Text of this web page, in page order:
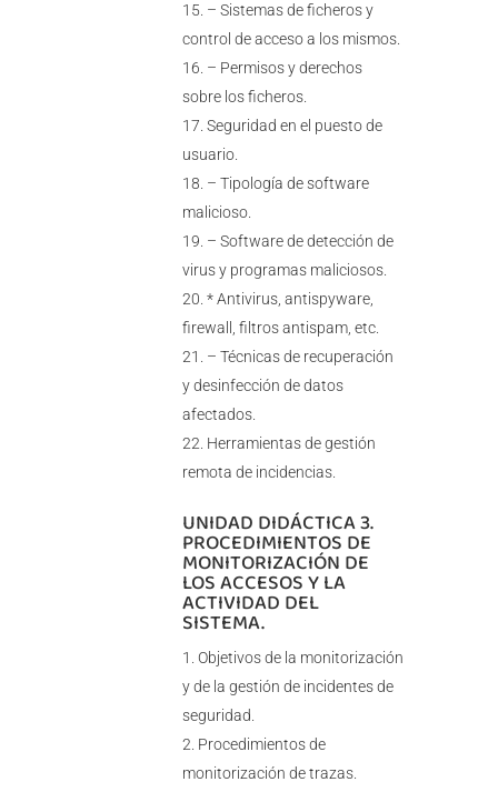
– Sistemas de ficheros y
control de acceso a los mismos.
– Permisos y derechos
sobre los ficheros.
Seguridad en el puesto de
usuario.
– Tipología de software
malicioso.
– Software de detección de
virus y programas maliciosos.
* Antivirus, antispyware,
firewall, filtros antispam, etc.
– Técnicas de recuperación
y desinfección de datos
afectados.
Herramientas de gestión
remota de incidencias.
UNIDAD DIDÁCTICA 3.
PROCEDIMIENTOS DE
MONITORIZACIÓN DE
LOS ACCESOS Y LA
ACTIVIDAD DEL
SISTEMA.
Objetivos de la monitorización
y de la gestión de incidentes de
seguridad.
Procedimientos de
monitorización de trazas.